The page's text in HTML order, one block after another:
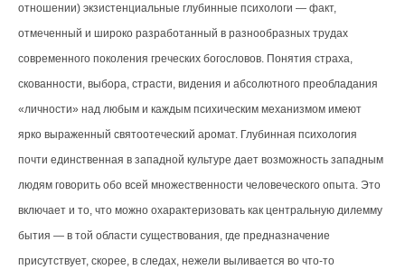
отношении) экзистенциальные глубинные психологи — факт,
отмеченный и широко разработанный в разнообразных трудах
современного поколения греческих богословов. Понятия страха,
скованности, выбора, страсти, видения и абсолютного преобладания
«личности» над любым и каждым психическим механизмом имеют
ярко выраженный святоотеческий аромат. Глубинная психология
почти единственная в западной культуре дает возможность западным
людям говорить обо всей множественности человеческого опыта. Это
включает и то, что можно охарактеризовать как центральную дилемму
бытия — в той области существования, где предназначение
присутствует, скорее, в следах, нежели выливается во что-то